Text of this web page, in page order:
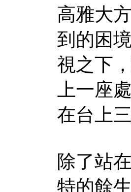
高雅大
到的困
視之下
上一座
在台上
除了站
特的餘